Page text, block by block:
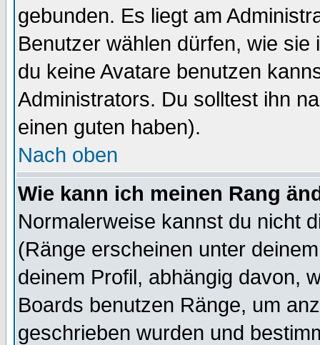
gebunden. Es liegt am
Benutzer wählen dürfen, wie
du keine Avatare benutzen
Administrators. Du solltest ihn
einen guten haben).
Nach oben
Wie kann ich meinen Rang
Normalerweise kannst du nicht
(Ränge erscheinen unter
deinem Profil, abhängig davon,
Boards benutzen Ränge, um
geschrieben wurden und